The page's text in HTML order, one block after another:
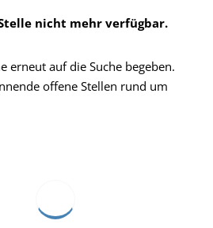
nicht mehr verfügbar.
erneut auf die Suche begeben.
offene Stellen rund um